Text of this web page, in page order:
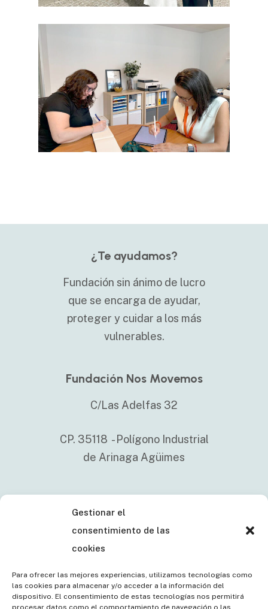
Gestionar el
consentimiento de las
cookies
Para ofrecer las mejores experiencias, utilizamos tecnologías como
las cookies para almacenar y/o acceder a la información del
dispositivo. El consentimiento de estas tecnologías nos permitirá
procesar datos como el comportamiento de navegación o las
¿Te ayudamos?
Fundación sin ánimo de lucro
que se encarga de ayudar,
proteger y cuidar a los más
vulnerables.
Fundación Nos Movemos
C/Las Adelfas 32
CP. 35118 - Polígono Industrial
de Arinaga Agüimes
+34 638 121 288